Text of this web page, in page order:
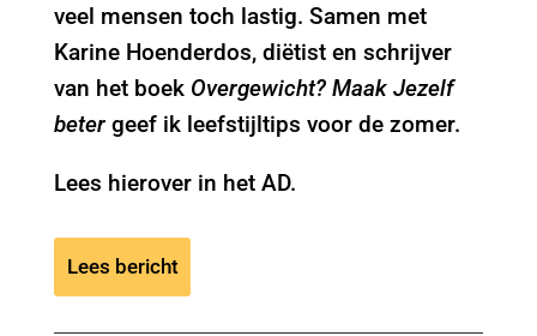
veel mensen toch lastig. Samen met
Karine Hoenderdos, diëtist en schrijver
van het boek Overgewicht? Maak Jezelf
beter geef ik leefstijltips voor de zomer.
Lees hierover in het AD.
Lees bericht